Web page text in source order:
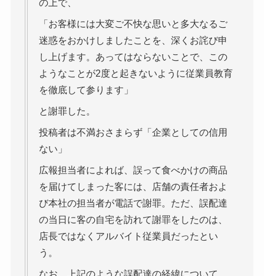
の上で、
「お客様には大変ご不快な思いと多大なるご
迷惑をおかけしましたことを、深くお詫び申
し上げます。あってはならないことで、この
ようなことが2度と起きないように従業員教育
を徹底して参ります」
と謝罪した。
投稿者は不満おさまらず「企業としての信用
ない」
広報担当者によれば、誤って食べかけの商品
を届けてしまった客には、店舗の責任者およ
び本社の担当者が電話で謝罪。ただ、誤配達
の当日に客の自宅を訪れて謝罪をしたのは、
店長ではなくアルバイト従業員だったとい
う。